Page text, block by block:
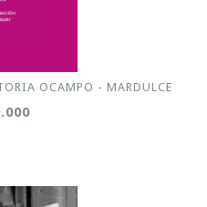
OCAMPO - MARDULCE